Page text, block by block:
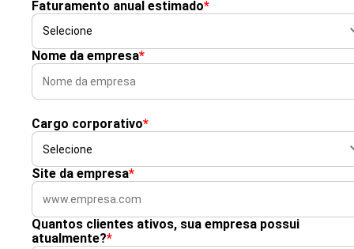
Faturamento anual estimado*
Nome da empresa*
Cargo corporativo*
Site da empresa*
Quantos clientes ativos, sua empresa possui
atualmente?*